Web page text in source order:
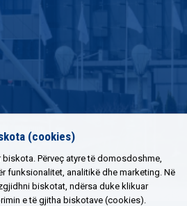
(cookies)
Përveç atyre të domosdoshme,
funksionalitet, analitikë dhe marketing. Në
biskotat, ndërsa duke klikuar
e të gjitha biskotave (cookies).